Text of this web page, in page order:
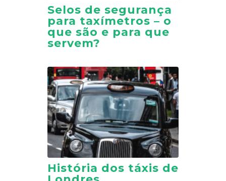
Selos de segurança
para taxímetros – o
que são e para que
servem?
História dos táxis de